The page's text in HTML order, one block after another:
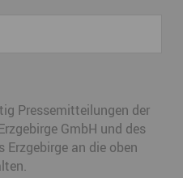
Pressemitteilungen der
GmbH und des
an die oben